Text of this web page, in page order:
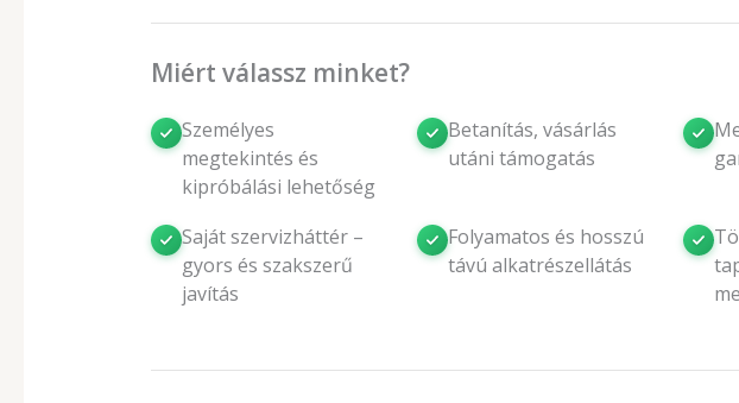
Miért válassz minket?
Személyes
megtekintés és
kipróbálási lehetőség
Betanítás, vásárlás
utáni támogatás
Saját szervizháttér –
gyors és szakszerű
javítás
Folyamatos és hosszú
távú alkatrészellátás